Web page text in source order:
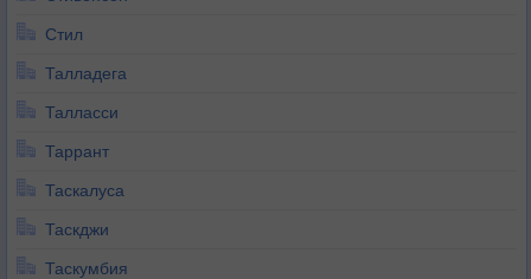
Стил
Талладега
Талласси
Таррант
Таскалуса
Таскджи
Таскумбия